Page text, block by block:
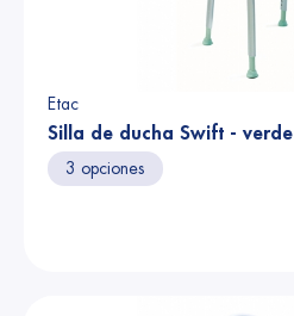
Etac
Silla de ducha Swift - verde
3 opciones